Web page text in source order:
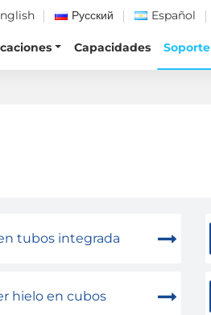
Русский Español
Capacidades Soporte
tubos integrada
hielo en cubos